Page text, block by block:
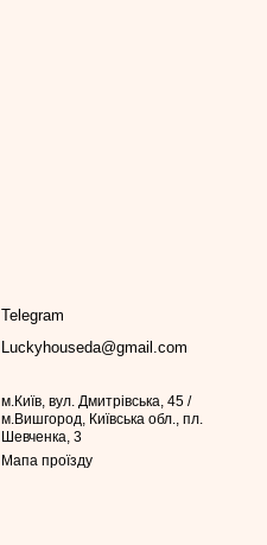
Telegram
Luckyhouseda@gmail.com
м.Київ, вул. Дмитрівська, 45 /
м.Вишгород, Київська обл., пл.
Шевченка, 3
Мапа проїзду